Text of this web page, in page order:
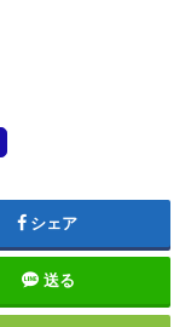
シェア
送る